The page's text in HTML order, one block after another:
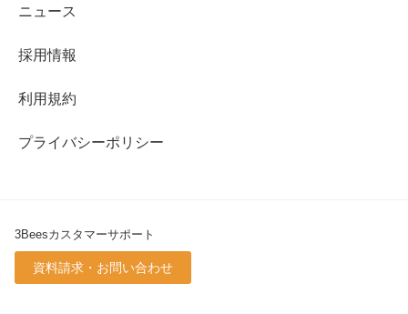
ニュース
採用情報
利用規約
プライバシーポリシー
3Beesカスタマーサポート
資料請求・お問い合わせ